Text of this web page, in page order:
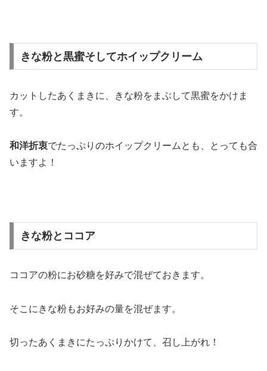
きな粉と黒蜜そしてホイップクリーム
カットしたあくまきに、きな粉をまぶして黒蜜をかけま
す。
和洋折衷でたっぷりのホイップクリームとも、とっても合
いますよ！
きな粉とココア
ココアの粉にお砂糖を好みで混ぜておきます。
そこにきな粉もお好みの量を混ぜます。
切ったあくまきにたっぷりかけて、召し上がれ！